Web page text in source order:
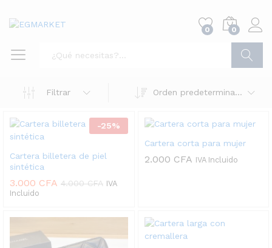
0 0
Filtrar
Orden predeterminado
-25%
Cartera billetera de piel
sintética
3.000 CFA 4.000CFA IVA
Incluido
Cartera corta para mujer
2.000 CFA IVA Incluido